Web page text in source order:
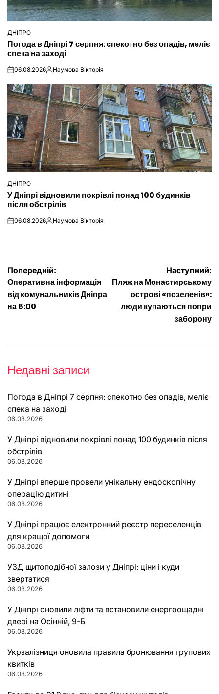
ОПУБЛІКУВАТИ
ДНІПРО
Погода в Дніпрі 7 серпня: спекотно без опадів, меліє
спека на заході
on06.08.2026Опубліковано
Наумова Вікторія
ОПУБЛІКУВАТИ
У
ДНІПРО
У Дніпрі відновили покрівлі понад 100 будинків
після обстрілів
on06.08.2026Опубліковано
Наумова Вікторія
Навігація
записів
Попередній:
Оперативна інформація
від комунальників Дніпра
на 6:00
Наступний:
Пляж на Монастирському
острові «позеленів»:
люди купаються попри
заборону
Недавні записи
Погода в Дніпрі 7 серпня: спекотно без опадів, меліє
спека на заході
06.08.2026
У Дніпрі відновили покрівлі понад 100 будинків після
обстрілів
06.08.2026
У Дніпрі вперше провели унікальну ендоскопічну
операцію дитині
06.08.2026
У Дніпрі працює електронний реєстр переселенців
для кращої допомоги
06.08.2026
УЗД щитоподібної залози у Дніпрі: ціни і куди
звертатися
06.08.2026
У Дніпрі оновили ліфти та встановили енергоощадні
двері на Осінній, 9-Б
06.08.2026
Укрзалізниця оновила правила бронювання групових
квитків
06.08.2026